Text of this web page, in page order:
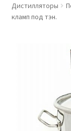
Дистилляторы
кламп под тэн.